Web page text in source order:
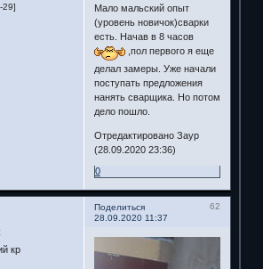
29]
Мало мальский опыт
(уровень новичок)сварки
есть. Начав в 8 часов
,пол первого я еще
делал замеры. Уже начали
поступать предложения
нанять сварщика. Но потом
дело пошло.
Отредактировано Заур
(28.09.2020 23:36)
0
Поделиться
62
28.09.2020 11:37
кр